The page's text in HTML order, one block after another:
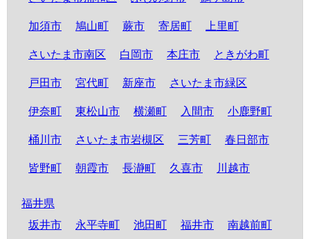
加須市 鳩山町 蕨市 寄居町 上里町
さいたま市南区 白岡市 本庄市 ときがわ町
戸田市 宮代町 新座市 さいたま市緑区
伊奈町 東松山市 横瀬町 入間市 小鹿野町
桶川市 さいたま市岩槻区 三芳町 春日部市
皆野町 朝霞市 長瀞町 久喜市 川越市
福井県
坂井市
永平寺町 池田町 福井市 南越前町